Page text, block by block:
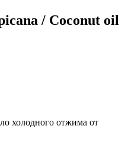
/ Coconut oil
холодного отжима от